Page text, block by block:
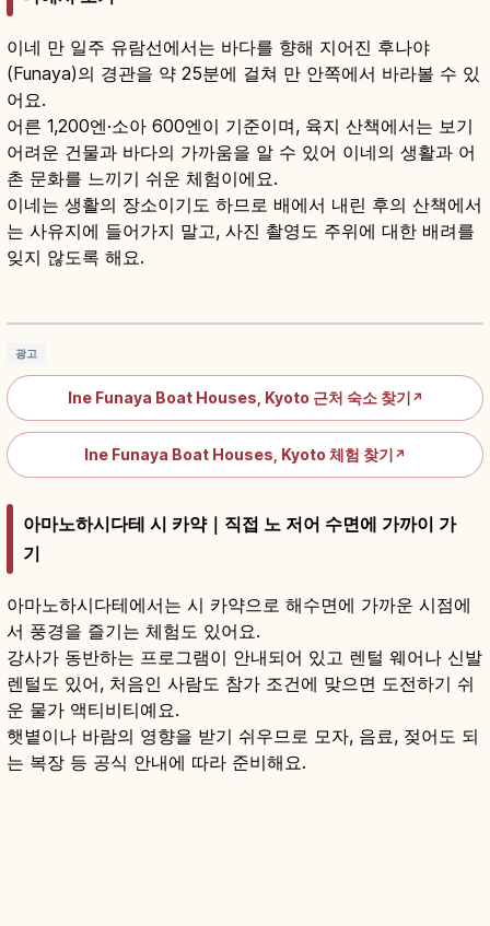
이네 만 일주 유람선에서는 바다를 향해 지어진 후나야
(Funaya)의 경관을 약 25분에 걸쳐 만 안쪽에서 바라볼 수 있
어요.
어른 1,200엔·소아 600엔이 기준이며, 육지 산책에서는 보기
어려운 건물과 바다의 가까움을 알 수 있어 이네의 생활과 어
촌 문화를 느끼기 쉬운 체험이에요.
이네는 생활의 장소이기도 하므로 배에서 내린 후의 산책에서
는 사유지에 들어가지 말고, 사진 촬영도 주위에 대한 배려를
잊지 않도록 해요.
이네 후나야｜교토 단고 반도 230채 전통 어촌
광고
Ine Funaya Boat Houses, Kyoto 근처 숙소 찾기 ↗
Ine Funaya Boat Houses, Kyoto 체험 찾기 ↗
아마노하시다테 시 카약｜직접 노 저어 수면에 가까이 가
기
아마노하시다테에서는 시 카약으로 해수면에 가까운 시점에
서 풍경을 즐기는 체험도 있어요.
강사가 동반하는 프로그램이 안내되어 있고 렌털 웨어나 신발
렌털도 있어, 처음인 사람도 참가 조건에 맞으면 도전하기 쉬
운 물가 액티비티예요.
햇볕이나 바람의 영향을 받기 쉬우므로 모자, 음료, 젖어도 되
는 복장 등 공식 안내에 따라 준비해요.